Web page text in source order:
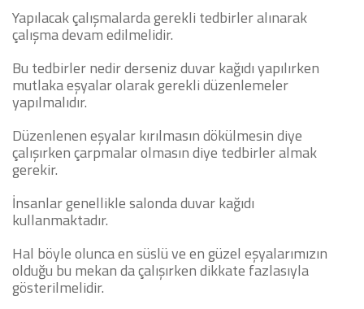
Yapılacak çalışmalarda gerekli tedbirler alınarak
çalışma devam edilmelidir.
Bu tedbirler nedir derseniz duvar kağıdı yapılırken
mutlaka eşyalar olarak gerekli düzenlemeler
yapılmalıdır.
Düzenlenen eşyalar kırılmasın dökülmesin diye
çalışırken çarpmalar olmasın diye tedbirler almak
gerekir.
İnsanlar genellikle salonda duvar kağıdı
kullanmaktadır.
Hal böyle olunca en süslü ve en güzel eşyalarımızın
olduğu bu mekan da çalışırken dikkate fazlasıyla
gösterilmelidir.